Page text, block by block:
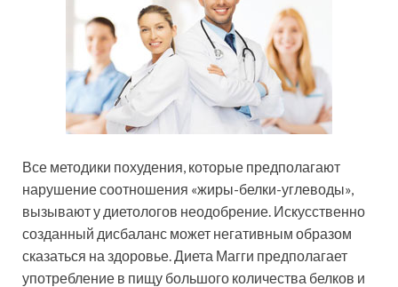
Все методики похудения, которые предполагают
нарушение соотношения «жиры-белки-углеводы»,
вызывают у диетологов неодобрение. Искусственно
созданный дисбаланс может негативным образом
сказаться на здоровье. Диета Магги предполагает
употребление в пищу большого количества белков и